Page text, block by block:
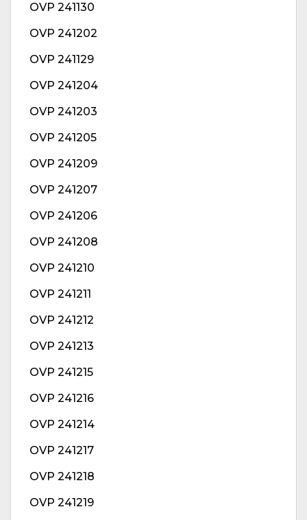
OVP 241130
OVP 241202
OVP 241129
OVP 241204
OVP 241203
OVP 241205
OVP 241209
OVP 241207
OVP 241206
OVP 241208
OVP 241210
OVP 241211
OVP 241212
OVP 241213
OVP 241215
OVP 241216
OVP 241214
OVP 241217
OVP 241218
OVP 241219